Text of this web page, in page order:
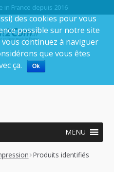
in France depuis 2016
MENU
Produits identifiés
des cookies pour vous
possible sur notre site
continuez à naviguer
que vous êtes
ça.
Ok